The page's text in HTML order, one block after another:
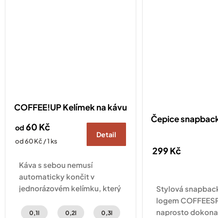
COFFEE!UP Kelímek na kávu
od 60 Kč
Měrná
od 60 Kč / 1 ks
Detail
Káva s sebou nemusí
automaticky končit v
jednorázovém kelímku, který
koši. COFFEE!UP kelímek na
0,1l 0,2l 0,3l
Čepice
299 Kč
Stylová
logem
naprosto